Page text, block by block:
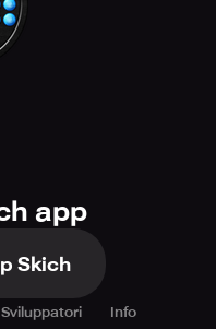
app
Skich
Sviluppatori Info